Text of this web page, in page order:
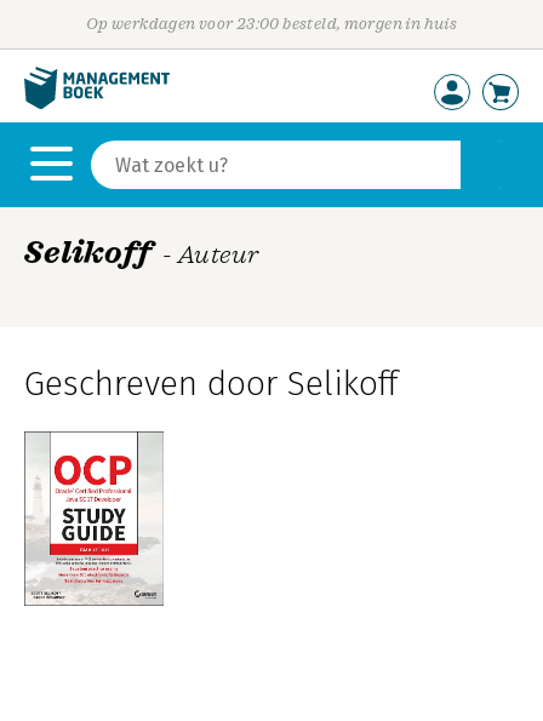
Op werkdagen voor 23:00 besteld, morgen in huis
Selikoff - Auteur
Geschreven door Selikoff